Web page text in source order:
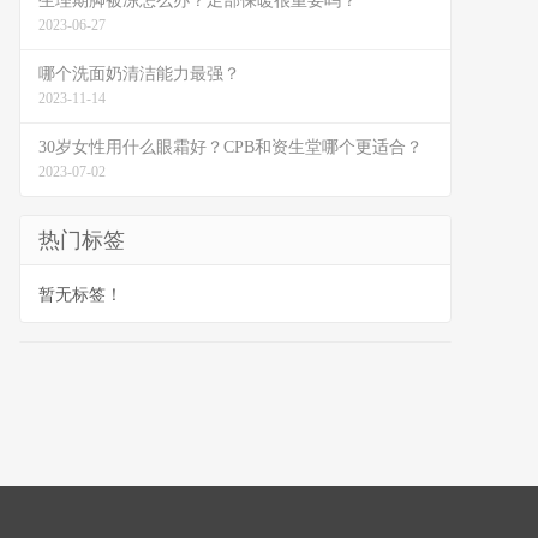
2023-06-27
哪个洗面奶清洁能力最强？
2023-11-14
30岁女性用什么眼霜好？CPB和资生堂哪个更适合？
2023-07-02
热门标签
暂无标签！